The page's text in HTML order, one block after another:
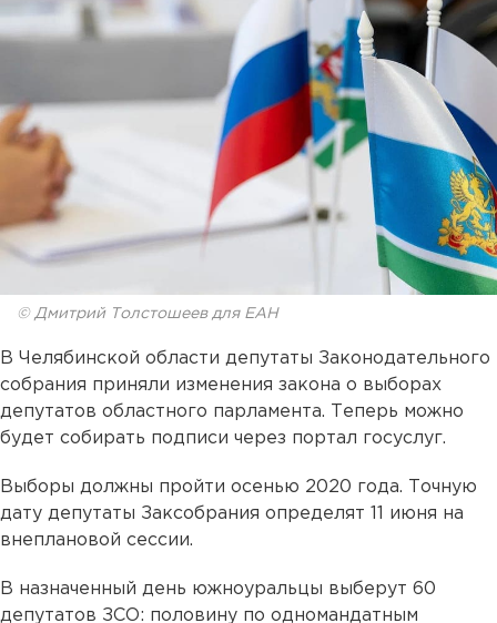
© Дмитрий Толстошеев для ЕАН
В Челябинской области депутаты Законодательного
собрания приняли изменения закона о выборах
депутатов областного парламента. Теперь можно
будет собирать подписи через портал госуслуг.
Выборы должны пройти осенью 2020 года. Точную
дату депутаты Заксобрания определят 11 июня на
внеплановой сессии.
В назначенный день южноуральцы выберут 60
депутатов ЗСО: половину по одномандатным